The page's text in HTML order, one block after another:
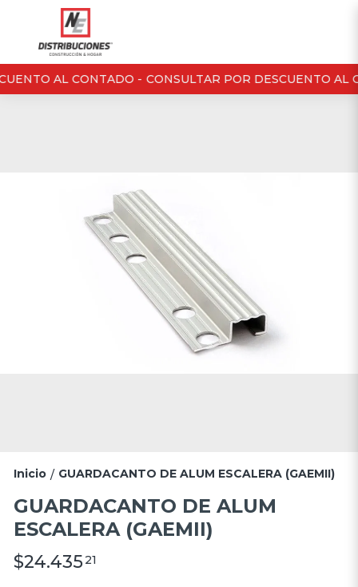
AL CONTADO - CONSULTAR POR DESCUENTO AL
Inicio / GUARDACANTO DE ALUM ESCALERA (GAEMII)
GUARDACANTO DE ALUM
ESCALERA (GAEMII)
$24.435 21